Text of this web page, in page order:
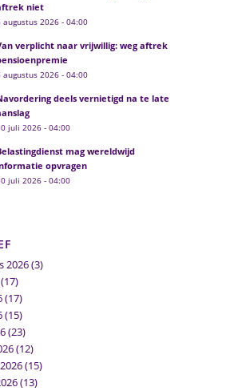
niet
augustus 2026 - 04:00
verplicht naar vrijwillig: weg aftrek
augustus 2026 - 04:00
deels vernietigd na te late
juli 2026 - 04:00
mag wereldwijd
opvragen
juli 2026 - 04:00
2026(3)
(17)
(17)
(15)
(23)
(12)
(15)
(13)